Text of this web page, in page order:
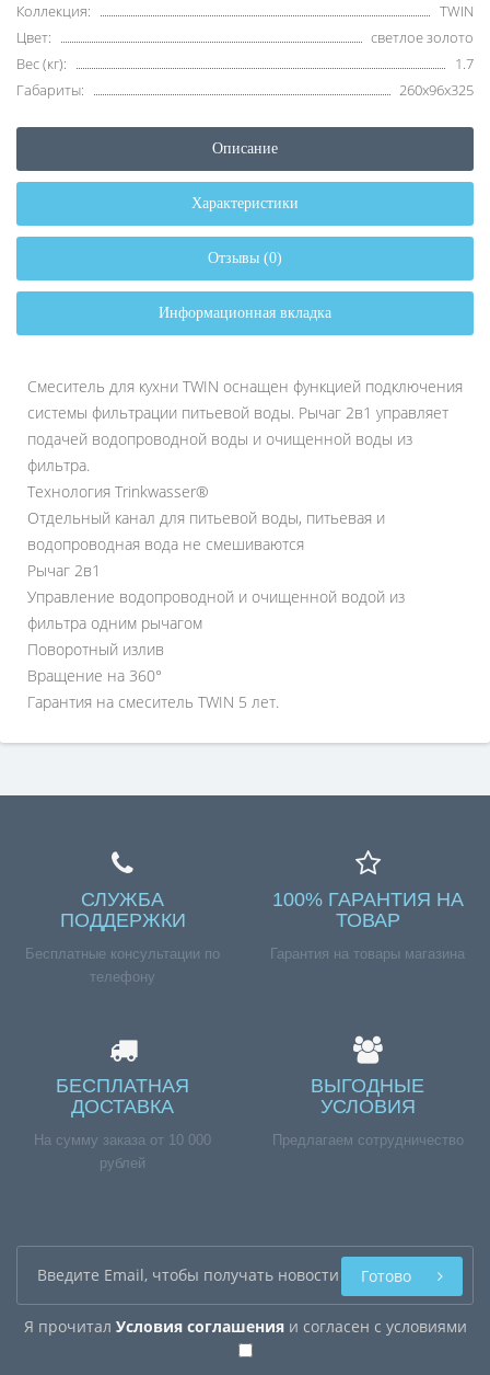
Коллекция:
TWIN
Цвет:
светлое золото
Вес (кг):
1.7
Габариты:
260х96х325
Описание
Характеристики
Отзывы (0)
Информационная вкладка
Смеситель для кухни TWIN оснащен функцией подключения
системы фильтрации питьевой воды. Рычаг 2в1 управляет
подачей водопроводной воды и очищенной воды из
фильтра.
Технология Trinkwasser®
Отдельный канал для питьевой воды, питьевая и
водопроводная вода не смешиваются
Рычаг 2в1
Управление водопроводной и очищенной водой из
фильтра одним рычагом
Поворотный излив
Вращение на 360°
Гарантия на смеситель TWIN 5 лет.
СЛУЖБА
ПОДДЕРЖКИ
Бесплатные консультации по
телефону
100% ГАРАНТИЯ НА
ТОВАР
Гарантия на товары магазина
БЕСПЛАТНАЯ
ДОСТАВКА
На сумму заказа от 10 000
рублей
ВЫГОДНЫЕ
УСЛОВИЯ
Предлагаем сотрудничество
Я прочитал Условия соглашенияи согласен с условиями
Готово